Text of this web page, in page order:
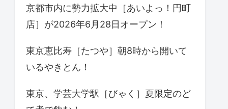
京都市内に勢力拡大中［あいよっ！円町
店］が2026年6月28日オープン！
東京恵比寿［たつや］朝8時から開いて
いるやきとん！
東京、学芸大学駅［びゃく］夏限定のど